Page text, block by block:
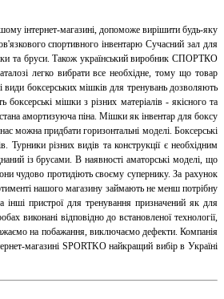
інтернет-магазині, допоможе вирішити будь-яку
спортивного інвентарю Сучасний зал для
та бруси. Також український виробник СПОРТКО
легко вибрати все необхідне, тому що товар
боксерських мішків для тренувань дозволяють
мішки з різних матеріалів - якісного та
амортизуюча піна. Мішки як інвентар для боксу
можна придбати горизонтальні моделі. Боксерські
різних видів та конструкції є необхідним
із брусами. В наявності аматорські моделі, що
чудово протидіють своєму супернику. За рахунок
нашого магазину займають не менш потрібну
пристрої для тренування призначений як для
виконані відповідно до встановленої технології,
на побажання, виключаємо дефекти. Компанія
магазині SPORTKO найкращий вибір в Україні